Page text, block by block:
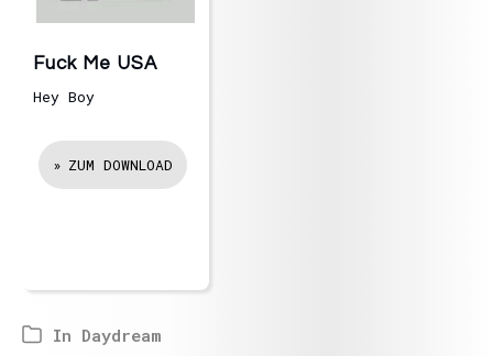
Fuck Me USA
Hey Boy
ZUM DOWNLOAD
In Daydream